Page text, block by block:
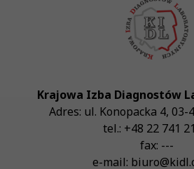
Krajowa Izba Diagnostów
Adres: ul. Konopacka 4, 03-
tel.: +48 22 741
fax: ---
e-mail: